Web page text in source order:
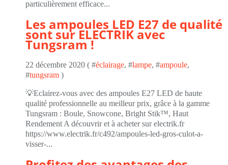
particulièrement efficace...
Les ampoules LED E27 de qualité
sont sur ELECTRIK avec
Tungsram !
22 décembre 2020 ( #éclairage, #lampe, #ampoule,
#tungsram )
💡Eclairez-vous avec des ampoules E27 LED de haute
qualité professionnelle au meilleur prix, grâce à la gamme
Tungsram : Boule, Snowcone, Bright Stik™, Haut
Rendement A découvrir et à acheter sur electrik.fr
https://www.electrik.fr/c492/ampoules-led-gros-culot-a-
visser-...